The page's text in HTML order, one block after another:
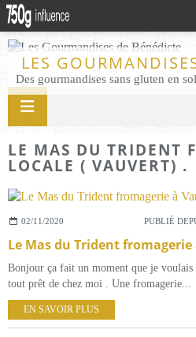
LES
LE MAS DU TRIDENT
LOCALE ( VAUVERT) .
02/11/2020 PUBLIÉ
Bonjour ça fait un moment que je
tout prêt de chez moi . Une fromagerie...
EN SAVOIR PLUS